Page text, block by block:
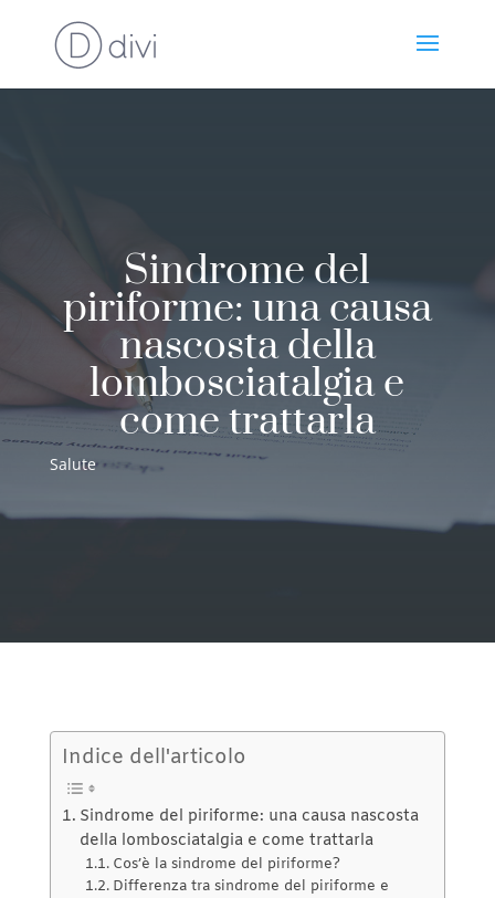
Sindrome del
piriforme: una causa
nascosta della
lombosciatalgia e
come trattarla
Salute
Indice dell'articolo
Sindrome del piriforme: una causa nascosta
della lombosciatalgia e come trattarla
Cos’è la sindrome del piriforme?
Differenza tra sindrome del piriforme e